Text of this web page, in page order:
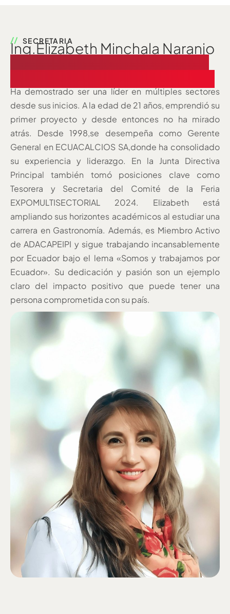
SECRETARIA
Ing.Elizabeth Minchala Naranjo
Ha demostrado ser una líder en múltiples sectores
desde sus inicios. A la edad de 21 años, emprendió su
primer proyecto y desde entonces no ha mirado
atrás. Desde 1998,se desempeña como Gerente
General en ECUACALCIOS SA,donde ha consolidado
su experiencia y liderazgo. En la Junta Directiva
Principal también tomó posiciones clave como
Tesorera y Secretaria del Comité de la Feria
EXPOMULTISECTORIAL 2024. Elizabeth está
ampliando sus horizontes académicos al estudiar una
carrera en Gastronomía. Además, es Miembro Activo
de ADACAPEIPI y sigue trabajando incansablemente
por Ecuador bajo el lema «Somos y trabajamos por
Ecuador». Su dedicación y pasión son un ejemplo
claro del impacto positivo que puede tener una
persona comprometida con su país.